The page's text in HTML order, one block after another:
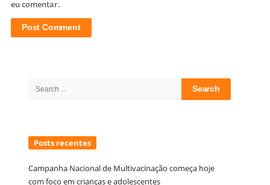
eu comentar.
Search
Posts recentes
Campanha Nacional de Multivacinação começa hoje
com foco em crianças e adolescentes